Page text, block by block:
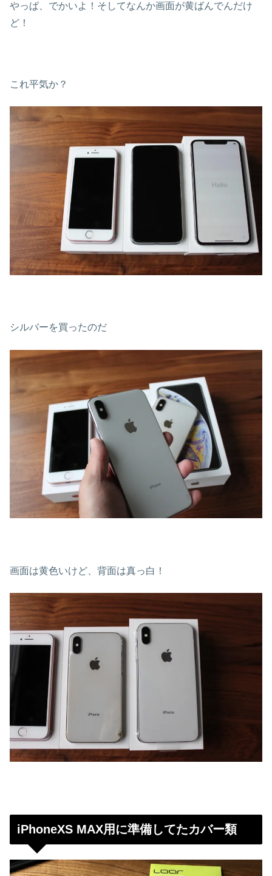
やっぱ、でかいよ！そしてなんか画面が黄ばんでんだけ
ど！
これ平気か？
シルバーを買ったのだ
画面は黄色いけど、背面は真っ白！
iPhoneXS MAX用に準備してたカバー類